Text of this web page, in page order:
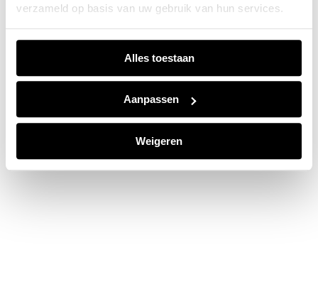
verzameld op basis van uw gebruik van hun services.
Alles toestaan
Aanpassen
Weigeren